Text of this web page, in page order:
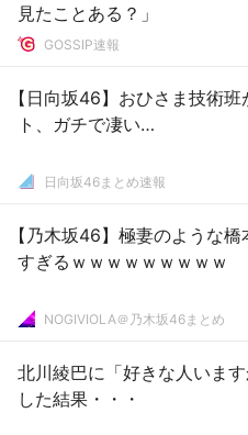
見たことある？」
GOSSIP速報
【日向坂46】おひさま技術
ト、ガチで凄い…
日向坂46まとめ速報
【乃木坂46】極妻のような
すぎるｗｗｗｗｗｗｗｗｗ
NOGIVIOLA＠乃木坂46まとめ
北川綾巴に「好きな人いま
した結果・・・